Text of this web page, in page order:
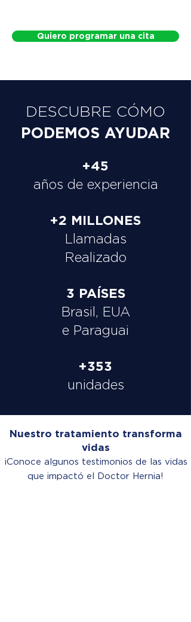
Quiero programar una cita
DESCUBRE CÓMO
PODEMOS AYUDAR
+45
años de experiencia
+2 MILLONES
Llamadas
Realizado
3 PAÍSES
Brasil, EUA
e Paraguai
+353
unidades
Nuestro tratamiento transforma
vidas
¡Conoce algunos testimonios de las vidas
que impactó el Doctor Hernia!